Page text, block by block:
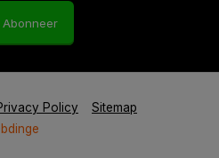
Abonneer
Policy
Sitemap